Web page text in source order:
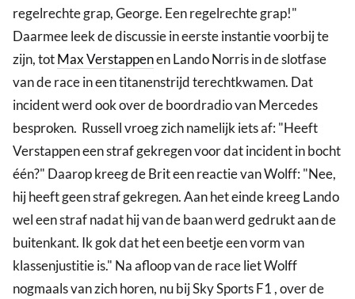
regelrechte grap, George. Een regelrechte grap!"
Daarmee leek de discussie in eerste instantie voorbij te
zijn, totMax Verstappenen Lando Norris in de slotfase
van de race in een titanenstrijd terechtkwamen. Dat
incident werd ook over de boordradio van Mercedes
besproken. Russell vroeg zich namelijk iets af: "Heeft
Verstappen een straf gekregen voor dat incident in bocht
één?" Daarop kreeg de Brit een reactie van Wolff: "Nee,
hij heeft geen straf gekregen. Aan het einde kreeg Lando
wel een straf nadat hij van de baan werd gedrukt aan de
buitenkant. Ik gok dat het een beetje een vorm van
klassenjustitie is." Na afloop van de race liet Wolff
nogmaals van zich horen, nu bij Sky Sports F1 , over de